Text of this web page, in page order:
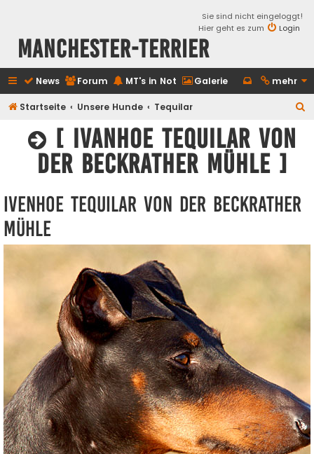
Sie sind nicht eingeloggt!
Hier geht es zum
Login
Manchester-Terrier
News Forum MT's in Not Galerie mehr
Startseite Unsere Hunde Tequilar
[ Ivanhoe Tequilar von
der Beckrather Mühle ]
Ivenhoe Tequilar von der Beckrather
Mühle